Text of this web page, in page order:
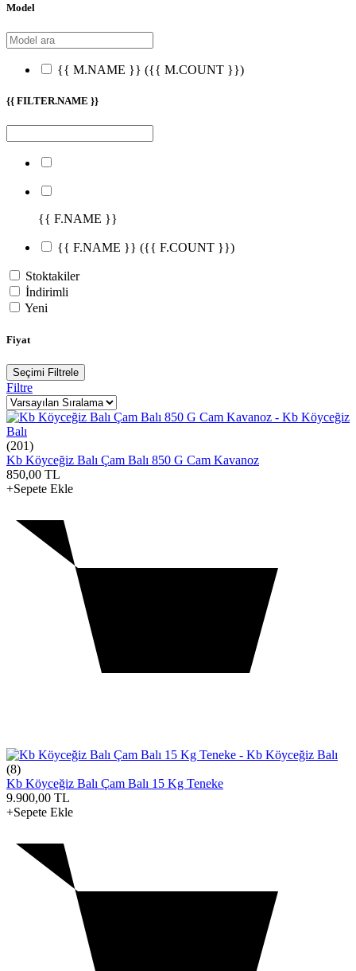
Model
{{ M.NAME }} ({{ M.COUNT }})
{{ FILTER.NAME }}
{{ F.NAME }}
{{ F.NAME }} ({{ F.COUNT }})
Stoktakiler
İndirimli
Yeni
Fiyat
Seçimi Filtrele
Filtre
(201)
Kb Köyceğiz Balı Çam Balı 850 G Cam Kavanoz
850,00 TL
+Sepete Ekle
(8)
Kb Köyceğiz Balı Çam Balı 15 Kg Teneke
9.900,00 TL
+Sepete Ekle